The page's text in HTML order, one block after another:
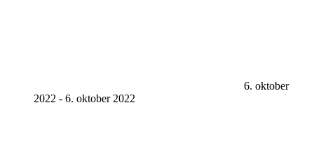
6. oktober
2022 - 6. oktober 2022